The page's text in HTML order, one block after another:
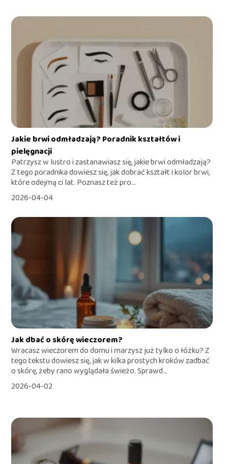
Jakie brwi odmładzają? Poradnik kształtów i
pielęgnacji
Patrzysz w lustro i zastanawiasz się, jakie brwi odmładzają?
Z tego poradnika dowiesz się, jak dobrać kształt i kolor brwi,
które odejmą ci lat. Poznasz też pro...
2026-04-04
Jak dbać o skórę wieczorem?
Wracasz wieczorem do domu i marzysz już tylko o łóżku? Z
tego tekstu dowiesz się, jak w kilka prostych kroków zadbać
o skórę, żeby rano wyglądała świeżo. Sprawd...
2026-04-02